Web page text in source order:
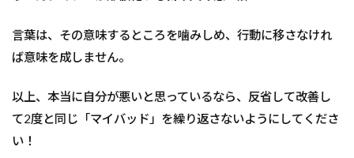
言葉は、その意味するところを噛みしめ、行動に移さなけれ
ば意味を成しません。
以上、本当に自分が悪いと思っているなら、反省して改善し
て2度と同じ「マイバッド」を繰り返さないようにしてくださ
い！